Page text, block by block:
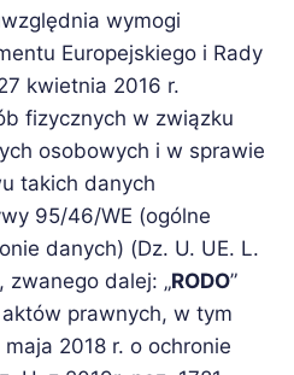
wymogi
Europejskiego i Rady
kwietnia 2016 r.
fizycznych w związku
osobowych i w sprawie
takich danych
95/46/WE (ogólne
danych) (Dz. U. UE. L.
zwanego dalej: „RODO”
prawnych, w tym
2018 r. o ochronie